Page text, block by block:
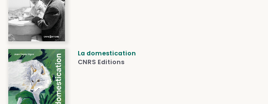
La domestication
CNRS Editions